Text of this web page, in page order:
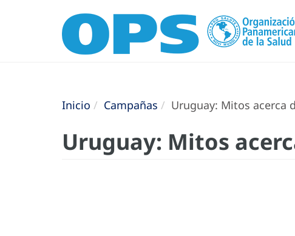
Inicio Campañas Uruguay: Mitos acerca
Uruguay: Mitos